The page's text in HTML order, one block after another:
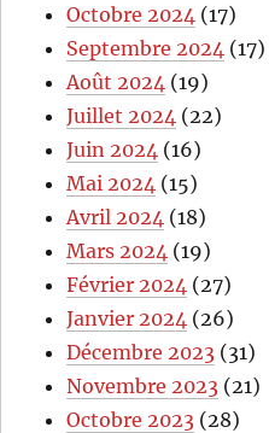
Octobre 2024 (17)
Septembre 2024 (17)
Août 2024 (19)
Juillet 2024 (22)
Juin 2024 (16)
Mai 2024 (15)
Avril 2024 (18)
Mars 2024 (19)
Février 2024 (27)
Janvier 2024 (26)
Décembre 2023 (31)
Novembre 2023 (21)
Octobre 2023 (28)